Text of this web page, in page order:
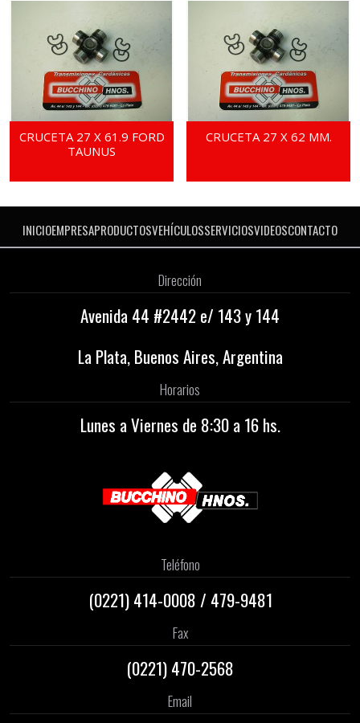
CRUCETA 27 X 61.9 FORD
TAUNUS
CRUCETA 27 X 62 MM.
INICIOEMPRESAPRODUCTOSVEHÍCULOSSERVICIOSVIDEOSCONTACTO
Dirección
Avenida 44 #2442 e/ 143 y 144
La Plata, Buenos Aires, Argentina
Horarios
Lunes a Viernes de 8:30 a 16 hs.
Teléfono
(0221)414-0008 / 479-9481
Fax
(0221) 470-2568
Email